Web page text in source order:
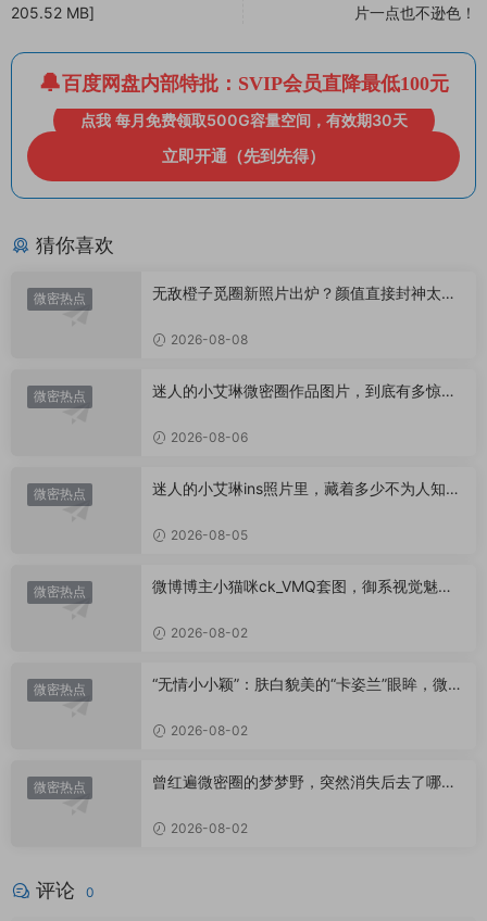
205.52 MB]
片一点也不逊色！
百度网盘内部特批：SVIP会员直降最低100元
点我 每月免费领取500G容量空间，有效期30天
立即开通（先到先得）
猜你喜欢
微密热点
无敌橙子觅圈新照片出炉？颜值直接封神太惊
2026-08-08
微密热点
迷人的小艾琳微密圈作品图片，到底有多惊
2026-08-06
微密热点
迷人的小艾琳ins照片里，藏着多少不为人知的
2026-08-05
微密热点
微博博主小猫咪ck_VMQ套图，御系视觉魅力
2026-08-02
微密热点
“无情小小颖”：肤白貌美的“卡姿兰”眼眸，微密
2026-08-02
微密热点
曾红遍微密圈的梦梦野，突然消失后去了哪
2026-08-02
评论 0